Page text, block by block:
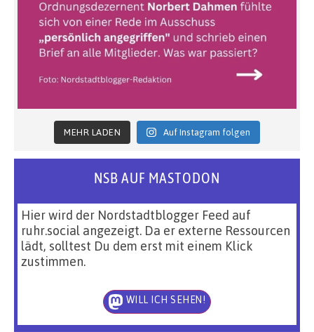
MEHR LADEN Auf Instagram folgen
NSB AUF MASTODON
Hier wird der Nordstadtblogger Feed auf
ruhr.social angezeigt. Da er externe Ressourcen
lädt, solltest Du dem erst mit einem Klick
zustimmen.
WILL ICH SEHEN!